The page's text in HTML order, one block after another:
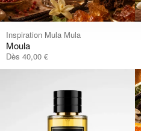
Inspiration Mula Mula
Moula
Dès 40,00 €